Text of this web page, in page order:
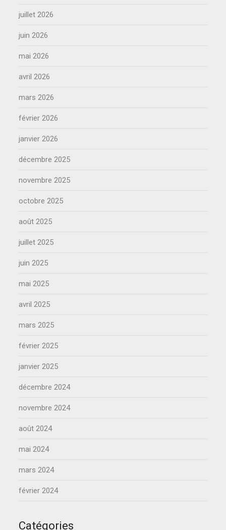
juillet 2026
juin 2026
mai 2026
avril 2026
mars 2026
février 2026
janvier 2026
décembre 2025
novembre 2025
octobre 2025
août 2025
juillet 2025
juin 2025
mai 2025
avril 2025
mars 2025
février 2025
janvier 2025
décembre 2024
novembre 2024
août 2024
mai 2024
mars 2024
février 2024
Catégories